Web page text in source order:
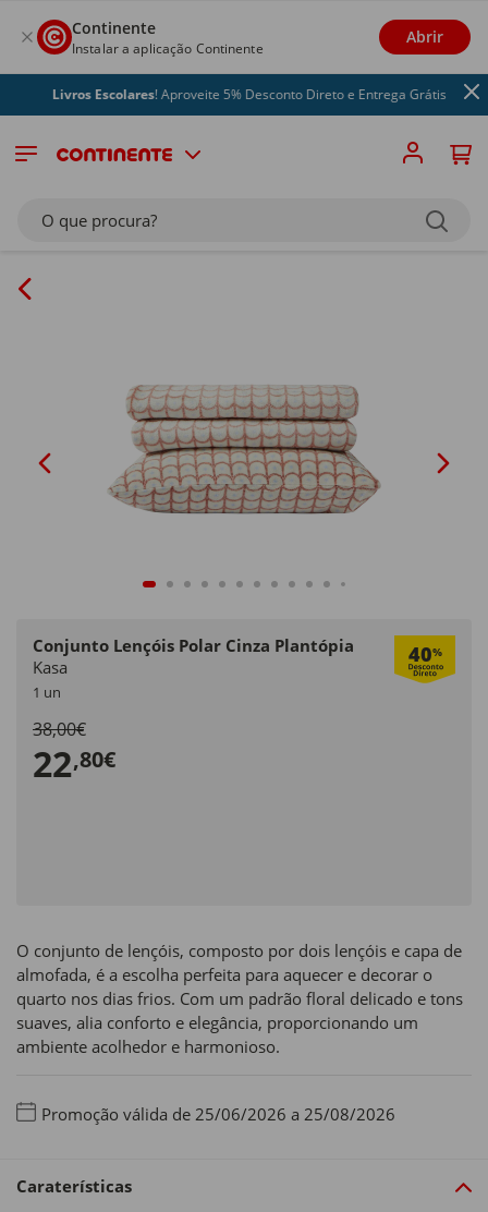
Continente
Instalar a aplicação Continente
Abrir
Livros Escolares! Aproveite 5% Desconto Direto e Entrega Grátis
O que procura?
Conjunto Lençóis Polar Cinza Plantópia 40%
Kasa
1 un
38,00€
22,80€
O conjunto de lençóis, composto por dois lençóis e capa de
almofada, é a escolha perfeita para aquecer e decorar o
quarto nos dias frios. Com um padrão floral delicado e tons
suaves, alia conforto e elegância, proporcionando um
ambiente acolhedor e harmonioso.
Promoção válida de 25/06/2026 a 25/08/2026
Caraterísticas